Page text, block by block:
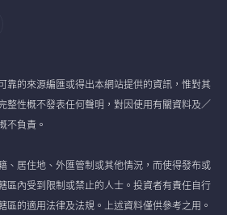
靠的來源編匯或得出本網站提供的資訊，惟對其
整性概不發表任何聲明，對因使用有關資料及／
不負責。
、居住地、外匯管制或其他情況，而使得發布或
區內受到限制或禁止的人士。投資者有責任自行
區的適用法律及法規。上述資料僅供參考之用。